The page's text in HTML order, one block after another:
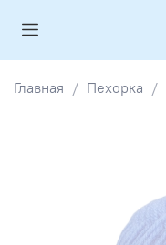
Главная Пехорка